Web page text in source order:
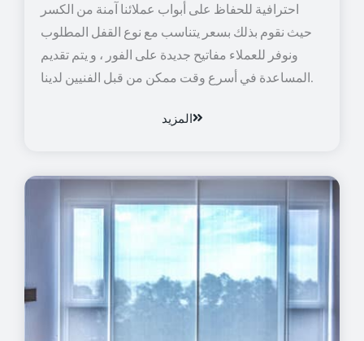
احترافية للحفاظ على أبواب عملائنا آمنة من الكسر
حيث نقوم بذلك بسعر يتناسب مع نوع القفل المطلوب
ونوفر للعملاء مفاتيح جديدة على الفور ، و يتم تقديم
المساعدة في أسرع وقت ممكن من قبل الفنيين لدينا.
المزيد